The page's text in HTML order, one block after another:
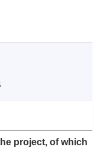
project, of which